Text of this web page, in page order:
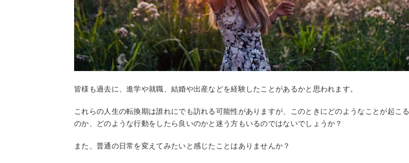
皆様も過去に、進学や就職、結婚や出産などを経験したことがあるかと思われます。
これらの人生の転換期は誰れにでも訪れる可能性がありますが、このときにどのようなことが起こる
のか、どのような行動をしたら良いのかと迷う方もいるのではないでしょうか？
また、普通の日常を変えてみたいと感じたことはありませんか？